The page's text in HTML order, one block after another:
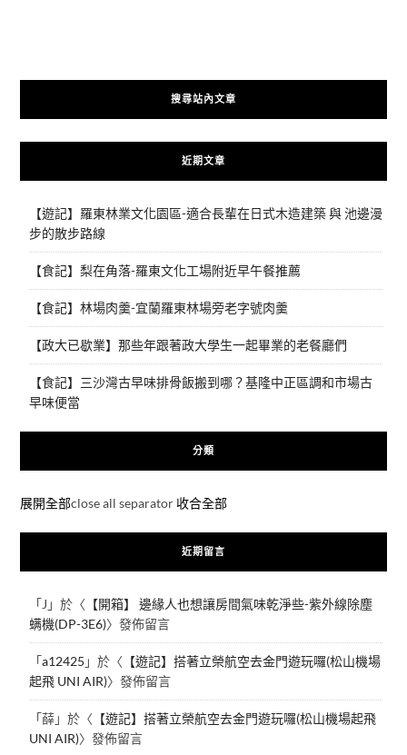
搜尋站內文章
近期文章
【遊記】羅東林業文化園區-適合長輩在日式木造建築 與 池邊漫
步的散步路線
【食記】梨在角落-羅東文化工場附近早午餐推薦
【食記】林場肉羹-宜蘭羅東林場旁老字號肉羹
【政大已歇業】那些年跟著政大學生一起畢業的老餐廳們
【食記】三沙灣古早味排骨飯搬到哪？基隆中正區調和市場古
早味便當
分類
展開全部close all separator 收合全部
近期留言
「J 」於〈 【開箱】 邊緣人也想讓房間氣味乾淨些-紫外線除塵
螨機(DP-3E6)〉發佈留言
「a12425 」於〈 【遊記】搭著立榮航空去金門遊玩囉(松山機場
起飛 UNI AIR)〉發佈留言
「薛」於〈 【遊記】搭著立榮航空去金門遊玩囉(松山機場起飛
UNI AIR)〉發佈留言